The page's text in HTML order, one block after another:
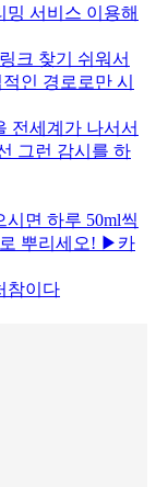
밍 서비스 이용해
크 찾기 쉬워서
인 경로로만 시
전세계가 나서서
그런 감시를 하
면 하루 50ml씩
뿌리세오! ▶카
참이다